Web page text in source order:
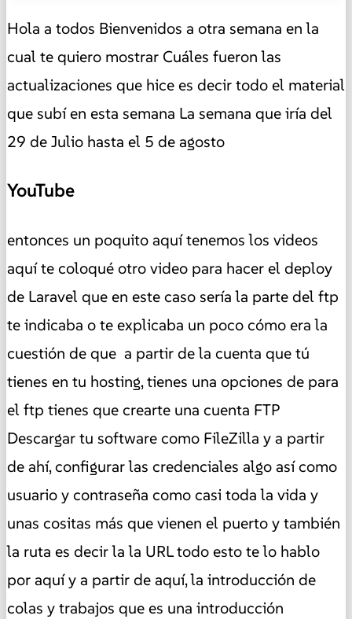
Hola a todos Bienvenidos a otra semana en la
cual te quiero mostrar Cuáles fueron las
actualizaciones que hice es decir todo el material
que subí en esta semana La semana que iría del
29 de Julio hasta el 5 de agosto
YouTube
entonces un poquito aquí tenemos los videos
aquí te coloqué otro video para hacer el deploy
de Laravel que en este caso sería la parte del ftp
te indicaba o te explicaba un poco cómo era la
cuestión de que a partir de la cuenta que tú
tienes en tu hosting, tienes una opciones de para
el ftp tienes que crearte una cuenta FTP
Descargar tu software como FileZilla y a partir
de ahí, configurar las credenciales algo así como
usuario y contraseña como casi toda la vida y
unas cositas más que vienen el puerto y también
la ruta es decir la la URL todo esto te lo hablo
por aquí y a partir de aquí, la introducción de
colas y trabajos que es una introducción